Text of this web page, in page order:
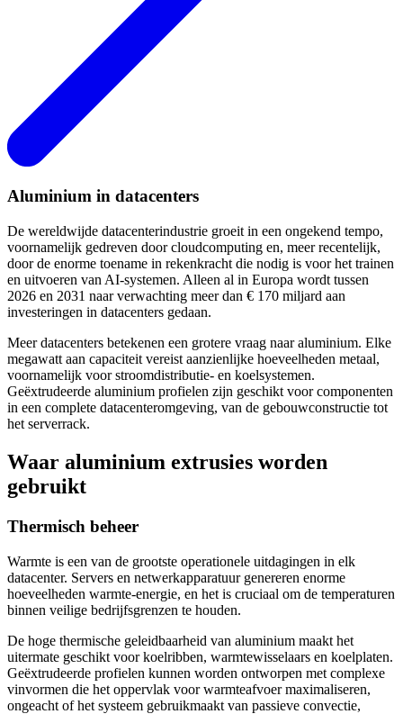
Aluminium in datacenters
De wereldwijde datacenterindustrie groeit in een ongekend tempo,
voornamelijk gedreven door cloudcomputing en, meer recentelijk,
door de enorme toename in rekenkracht die nodig is voor het trainen
en uitvoeren van AI-systemen. Alleen al in Europa wordt tussen
2026 en 2031 naar verwachting meer dan € 170 miljard aan
investeringen in datacenters gedaan.
Meer datacenters betekenen een grotere vraag naar aluminium. Elke
megawatt aan capaciteit vereist aanzienlijke hoeveelheden metaal,
voornamelijk voor stroomdistributie- en koelsystemen.
Geëxtrudeerde aluminium profielen zijn geschikt voor componenten
in een complete datacenteromgeving, van de gebouwconstructie tot
het serverrack.
Waar aluminium extrusies worden
gebruikt
Thermisch beheer
Warmte is een van de grootste operationele uitdagingen in elk
datacenter. Servers en netwerkapparatuur genereren enorme
hoeveelheden warmte-energie, en het is cruciaal om de temperaturen
binnen veilige bedrijfsgrenzen te houden.
De hoge thermische geleidbaarheid van aluminium maakt het
uitermate geschikt voor koelribben, warmtewisselaars en koelplaten.
Geëxtrudeerde profielen kunnen worden ontworpen met complexe
vinvormen die het oppervlak voor warmteafvoer maximaliseren,
ongeacht of het systeem gebruikmaakt van passieve convectie,